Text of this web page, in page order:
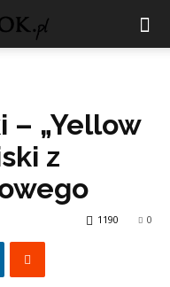
– „Yellow
z
0
1190